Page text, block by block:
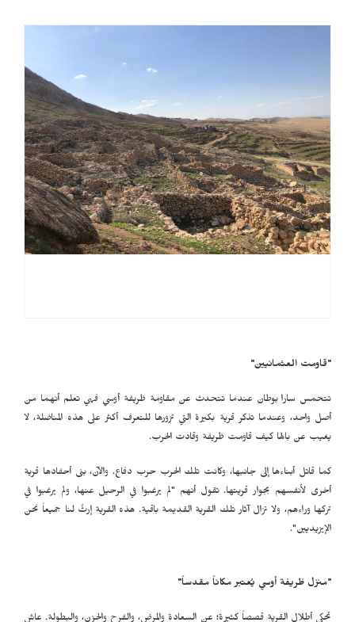
"قاومت العثمانيين"
تتحمس سارا بوطان عندما تتحدث عن مقاومة ظريفة أوسي فهي تعلم أنهما من
أصل واحد، وعندما تذكر قرية بكيرة التي تزورها للتعرف أكثر على هذه المناضلة، لا
يغيب عن بالها كيف قاومت ظريفة وقادت الحرب.
كما قاتل أبناءها إلى جانبها، وكانت تلك الحرب حرب دفاع. والآن، بنى أحفادها قرية
أخرى لأنفسهم بجوار قريتها. تقول أنهم "لم يرغبوا في الرحيل عنها، ولم يرغبوا في
تركها وراءهم، ولا تزال آثار تلك القرية القديمة باقية. هذه القرية إرثٌ لنا جميعاً نحن
الإيزيديين".
"منزل ظريفة أوسي يُعتبر مكاناً مقدساً"
تحكي أطلال القرية قصصاً كثيرة؛ عن السعادة والمرض، والفرح والحزن، والبطولة. عاش